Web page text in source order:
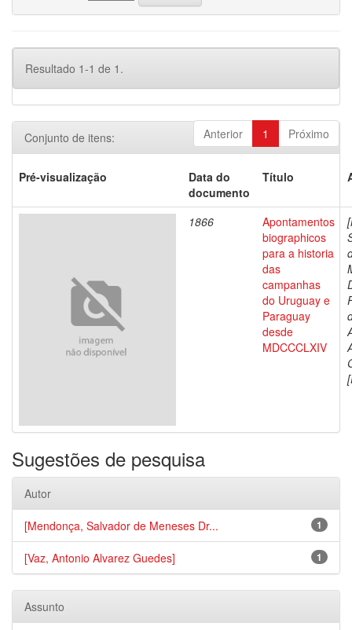
Resultado 1-1 de 1.
Anterior 1 Próximo
Conjunto de itens:
Pré-visualização
Data do
documento
Título
1866
Apontamentos
biographicos
para a historia
das
campanhas
do Uruguay e
Paraguay
desde
MDCCCLXIV
Sugestões de pesquisa
Autor
1
[Mendonça, Salvador de Meneses Dr...
1
[Vaz, Antonio Alvarez Guedes]
Assunto